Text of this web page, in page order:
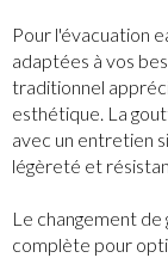
Pour l'évacuation
adaptées à vos
traditionnel
esthétique. La
avec un entretien
légèreté et
Le changement
complète pour